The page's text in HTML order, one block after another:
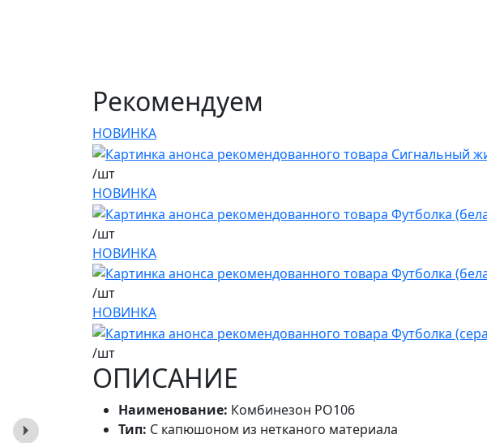
Рекомендуем
НОВИНКА
/шт
НОВИНКА
/шт
НОВИНКА
/шт
НОВИНКА
/шт
ОПИСАНИЕ
Наименование: Комбинезон PO106
Тип: С капюшоном из нетканого материала